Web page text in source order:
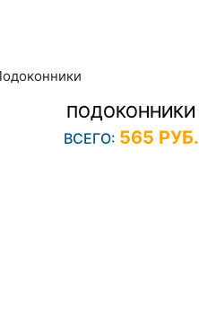
ПОДОКОННИКИ
ВСЕГО: 565 РУБ.